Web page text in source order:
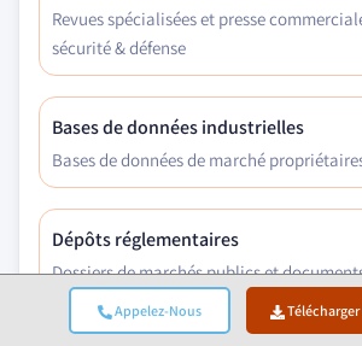
Appelez-Nous Télécharger
Revues spécialisées et presse
sécurité & défense
Bases de données industrielles
Bases de données de marché
Dépôts réglementaires
Dossiers de marchés publics et